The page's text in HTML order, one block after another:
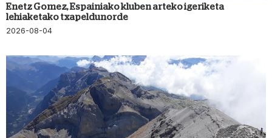
Enetz Gomez, Espainiako kluben arteko igeriketa
lehiaketako txapeldunorde
2026-08-04